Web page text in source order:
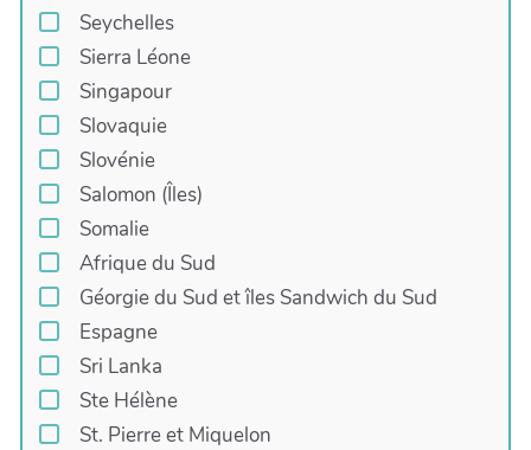
Seychelles
Sierra Léone
Singapour
Slovaquie
Slovénie
Salomon (Îles)
Somalie
Afrique du Sud
Géorgie du Sud et îles Sandwich du Sud
Espagne
Sri Lanka
Ste Hélène
St. Pierre et Miquelon